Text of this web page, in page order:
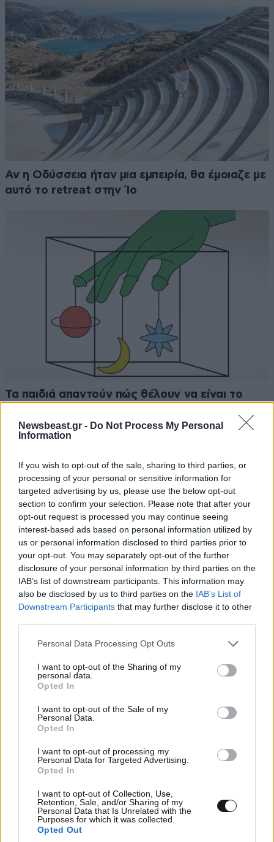
Newsbeast.gr - Do Not Process My Personal
Information
If you wish to opt-out of the sale, sharing to third parties, or
processing of your personal or sensitive information for
targeted advertising by us, please use the below opt-out
section to confirm your selection. Please note that after your
opt-out request is processed you may continue seeing
interest-based ads based on personal information utilized by
us or personal information disclosed to third parties prior to
your opt-out. You may separately opt-out of the further
disclosure of your personal information by third parties on the
IAB’s list of downstream participants. This information may
also be disclosed by us to third parties on the IAB’s List of
Downstream Participants that may further disclose it to other
Please note that this website/app uses one or more Google
not limited to your visit or usage behaviour. You may click to
grant or deny consent to Google and its third-party tags to
use your data for below specified purposes in below Google
consent section.
Personal Data Processing Opt Outs
I want to opt-out of the Sharing of my
personal data.
Opted In
I want to opt-out of the Sale of my
Personal Data.
Opted In
I want to opt-out of processing my
Personal Data for Targeted Advertising.
Opted In
I want to opt-out of Collection, Use,
Retention, Sale, and/or Sharing of my
Personal Data that Is Unrelated with the
Purposes for which it was collected.
Opted Out
Αν η Οδύσσεια ήταν μια εμπειρία, θα έμοιαζε με
αυτό το retreat στην Ίο
Τα παιδιά απαντούν πώς θέλουν να είναι το
Η «Οδύσσεια» του Κρίστοφερ Νόλαν γίνεται
πηγή έμπνευσης για εικαστική έκθεση στο